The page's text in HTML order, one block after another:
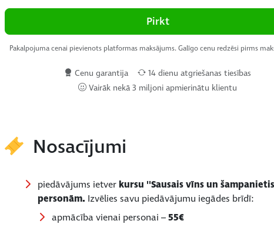
Pirkt
Pakalpojuma cenai pievienots platformas maksājums. Galīgo cenu redzēsi pirms
Cenu garantija
14 dienu atgriešanas tiesības
Vairāk nekā 3 miljoni apmierinātu klientu
Nosacījumi
piedāvājums ietverkursu ''Sausais vīns un
personām. Izvēlies savu piedāvājumu iegādes brīdī:
apmācība vienai personai –55€